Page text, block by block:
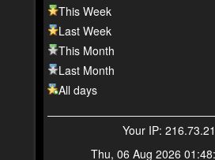
This Week
Last Week
This Month
Last Month
All days
Your IP:
Thu, 06 Aug 2026